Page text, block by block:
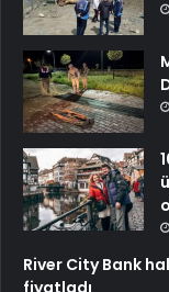
River City Bank